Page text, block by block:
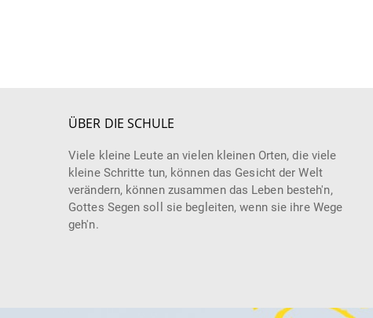
ÜBER DIE SCHULE
Viele kleine Leute an vielen kleinen Orten, die viele
kleine Schritte tun, können das Gesicht der Welt
verändern, können zusammen das Leben besteh'n,
Gottes Segen soll sie begleiten, wenn sie ihre Wege
geh'n.